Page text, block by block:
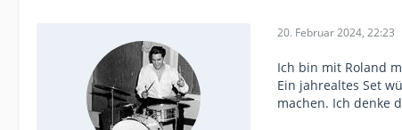
20. Februar 2024, 22:23
Ich bin mit Roland
Ein jahrealtes Set
machen. Ich denke